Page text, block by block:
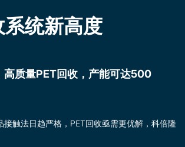
系统新高度
高质量PET回收，产能可达500
接触法日趋严格，PET回收亟需更优解，科倍隆